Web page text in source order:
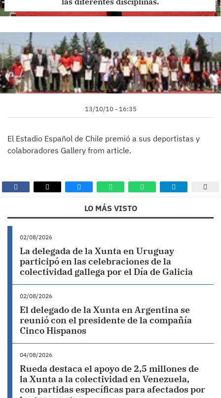
13/10/10 - 16:35
El Estadio Español de Chile premió a sus deportistas y
colaboradores Gallery from article.
LO MÁS VISTO
02/08/2026
La delegada de la Xunta en Uruguay
participó en las celebraciones de la
colectividad gallega por el Día de Galicia
02/08/2026
El delegado de la Xunta en Argentina se
reunió con el presidente de la compañía
Cinco Hispanos
04/08/2026
Rueda destaca el apoyo de 2,5 millones de
la Xunta a la colectividad en Venezuela,
con partidas específicas para afectados por